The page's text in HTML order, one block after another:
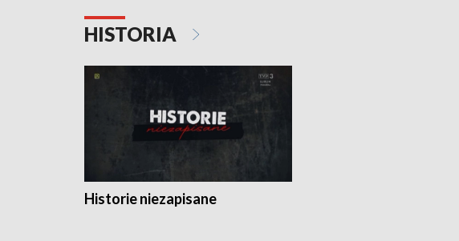
HISTORIA
Historie niezapisane